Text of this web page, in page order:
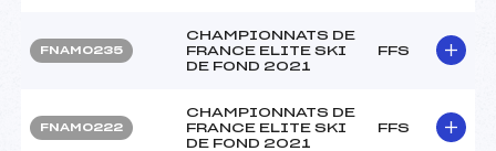
FNAM0235
CHAMPIONNATS DE
FRANCE ELITE SKI
DE FOND 2021
FFS
FNAM0222
CHAMPIONNATS DE
FRANCE ELITE SKI
DE FOND 2021
FFS